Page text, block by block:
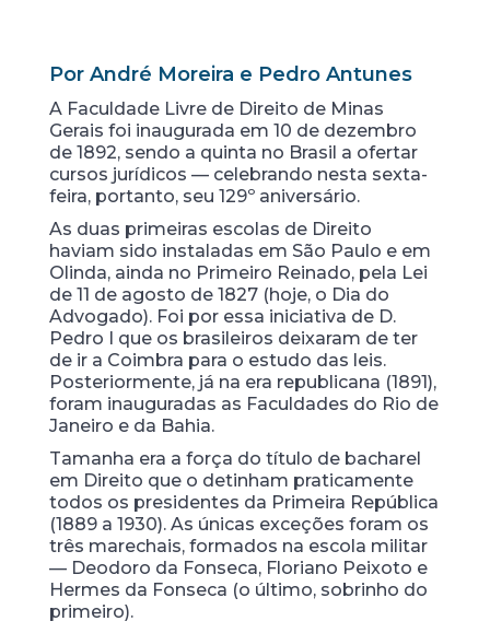
Por André Moreira e Pedro Antunes
A Faculdade Livre de Direito de Minas
Gerais foi inaugurada em 10 de dezembro
de 1892, sendo a quinta no Brasil a ofertar
cursos jurídicos — celebrando nesta sexta-
feira, portanto, seu 129º aniversário.
As duas primeiras escolas de Direito
haviam sido instaladas em São Paulo e em
Olinda, ainda no Primeiro Reinado, pela Lei
de 11 de agosto de 1827 (hoje, o Dia do
Advogado). Foi por essa iniciativa de D.
Pedro I que os brasileiros deixaram de ter
de ir a Coimbra para o estudo das leis.
Posteriormente, já na era republicana (1891),
foram inauguradas as Faculdades do Rio de
Janeiro e da Bahia.
Tamanha era a força do título de bacharel
em Direito que o detinham praticamente
todos os presidentes da Primeira República
(1889 a 1930). As únicas exceções foram os
três marechais, formados na escola militar
— Deodoro da Fonseca, Floriano Peixoto e
Hermes da Fonseca (o último, sobrinho do
primeiro).